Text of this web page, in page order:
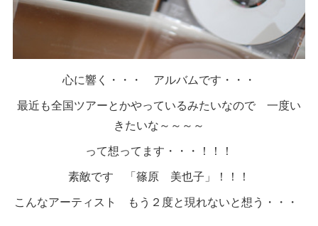
心に響く・・・ アルバムです・・・
最近も全国ツアーとかやっているみたいなので 一度い
きたいな～～～～
って想ってます・・・！！！
素敵です 「篠原 美也子」！！！
こんなアーティスト もう２度と現れないと想う・・・